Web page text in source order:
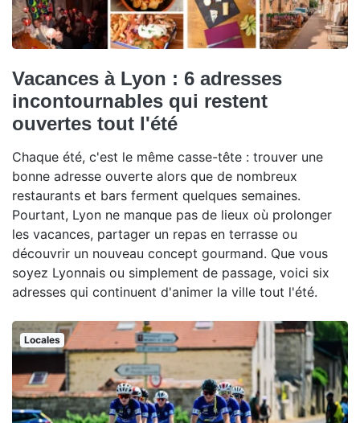
Vacances à Lyon : 6 adresses
incontournables qui restent
ouvertes tout l'été
Chaque été, c'est le même casse-tête : trouver une
bonne adresse ouverte alors que de nombreux
restaurants et bars ferment quelques semaines.
Pourtant, Lyon ne manque pas de lieux où prolonger
les vacances, partager un repas en terrasse ou
découvrir un nouveau concept gourmand. Que vous
soyez Lyonnais ou simplement de passage, voici six
adresses qui continuent d'animer la ville tout l'été.
Locales